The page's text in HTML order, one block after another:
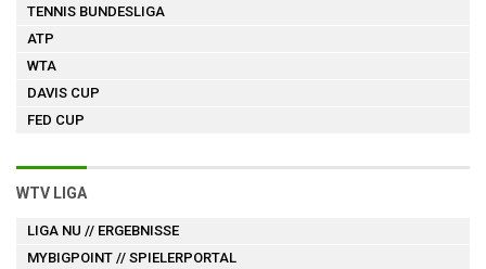
TENNIS BUNDESLIGA
ATP
WTA
DAVIS CUP
FED CUP
WTV LIGA
LIGA NU // ERGEBNISSE
MYBIGPOINT // SPIELERPORTAL